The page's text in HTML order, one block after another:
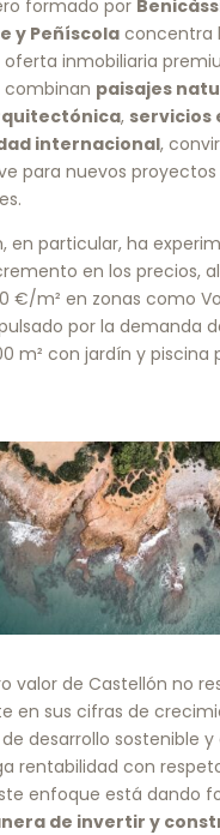
formado por
y Peñíscolaconcentra
inmobiliaria
combinan paisajes
, servicios
internacional,
para nuevos
en particular, ha
en los precios,
€/m² en zonas como
por la demanda
m² con jardín y piscina
valor de Castellón no
en sus cifras de
desarrollo sostenible y
rentabilidad con
enfoque está dando
de invertir y